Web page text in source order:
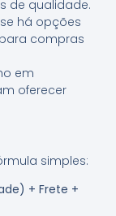
de qualidade.
se há opções
compras
em
oferecer
simples:
+ Frete +